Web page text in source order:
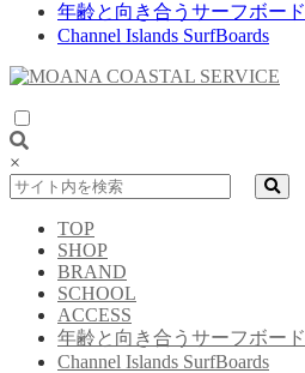
年齢と向き合うサーフボード
Channel Islands SurfBoards
×
TOP
SHOP
BRAND
SCHOOL
ACCESS
年齢と向き合うサーフボード
Channel Islands SurfBoards